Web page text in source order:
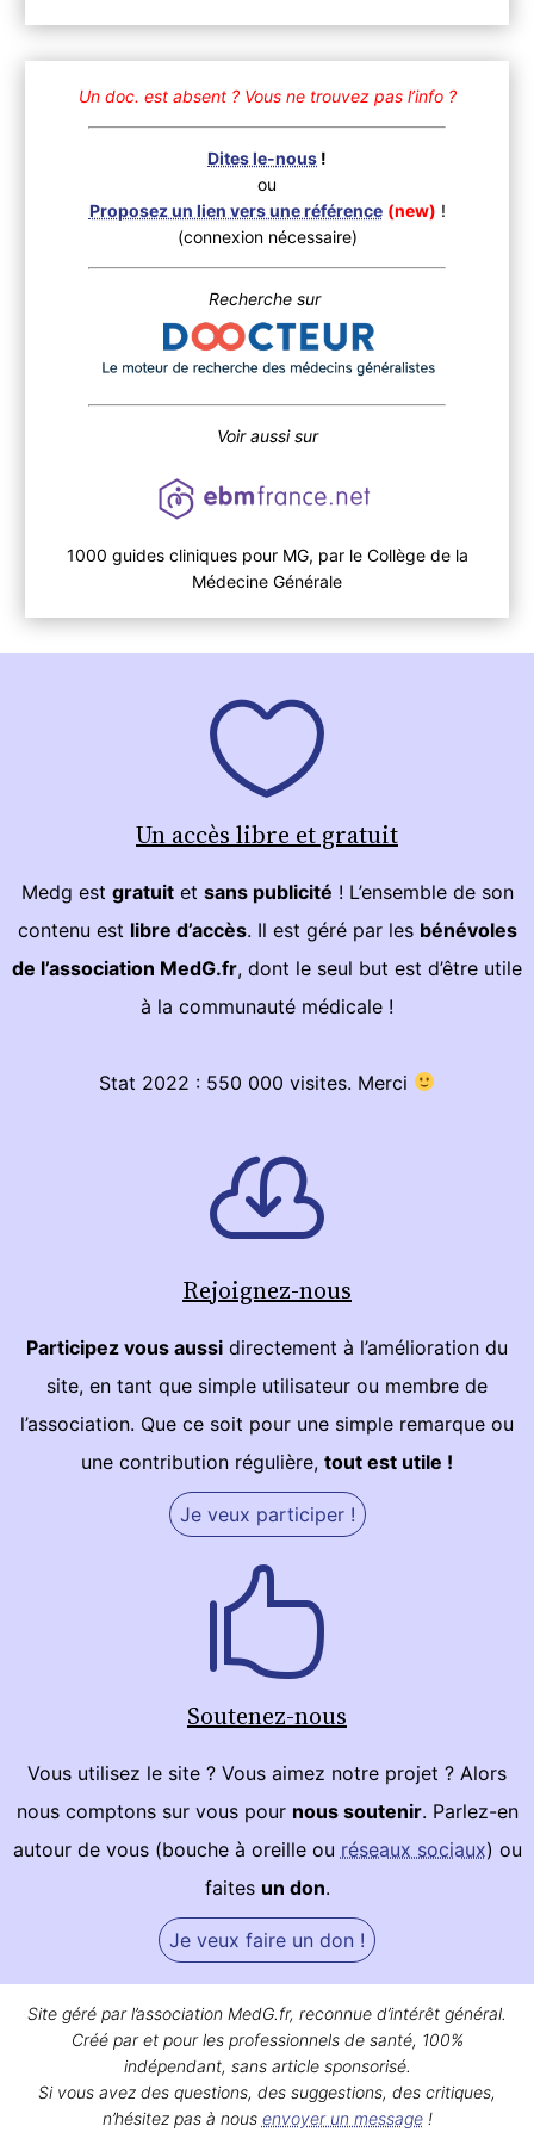
Un doc. est absent ? Vous ne trouvez pas l’info ?
Dites le-nous !
ou
Proposez un lien vers une référence (new) !
(connexion nécessaire)
Recherche sur
Voir aussi sur
1000 guides cliniques pour MG, par le Collège de la
Médecine Générale
Un accès libre et gratuit
Medg est gratuitet sans publicité ! L’ensemble de son
contenu est libre d’accès. Il est géré par les bénévoles
de l’association MedG.fr, dont le seul but est d’être utile
à la communauté médicale !
Stat 2022 : 550 000 visites. Merci
Rejoignez-nous
Participez vous aussi directement à l’amélioration du
site, en tant que simple utilisateur ou membre de
l’association. Que ce soit pour une simple remarque ou
une contribution régulière, tout est utile !
Je veux participer !
Soutenez-nous
Vous utilisez le site ? Vous aimez notre projet ? Alors
nous comptons sur vous pour nous soutenir. Parlez-en
autour de vous (bouche à oreille ou réseaux sociaux) ou
faites un don.
Je veux faire un don !
Site géré par l’association MedG.fr, reconnue d’intérêt général.
Créé par et pour les professionnels de santé, 100%
indépendant, sans article sponsorisé.
Si vous avez des questions, des suggestions, des critiques,
n’hésitez pas à nous envoyer un message!